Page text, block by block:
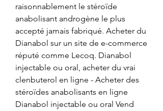
raisonnablement le stéroïde
anabolisant androgène le plus
accepté jamais fabriqué. Acheter du
Dianabol sur un site de e-commerce
réputé comme Lecoq. Dianabol
injectable ou oral, acheter du vrai
clenbuterol en ligne - Acheter des
stéroïdes anabolisants en ligne
Dianabol injectable ou oral Vend